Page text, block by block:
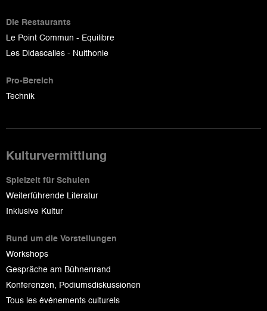
Die Restaurants
Le Point Commun - Equilibre
Les Didascalies - Nuithonie
Pro-Bereich
Technik
Kulturvermittlung
Spielzeit für Schulen
Weiterführende Literatur
Inklusive Kultur
Rund um die Vorstellungen
Workshops
Gespräche am Bühnenrand
Konferenzen, Podiumsdiskussionen
Tous les événements culturels